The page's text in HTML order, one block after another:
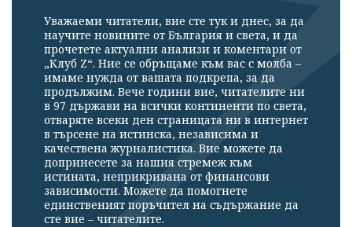
Уважаеми читатели, вие сте тук и днес, за да
научите новините от България и света, и да
прочетете актуални анализи и коментари от
„Клуб Z“. Ние се обръщаме към вас с молба –
имаме нужда от вашата подкрепа, за да
продължим. Вече години вие, читателите ни
в 97 държави на всички континенти по света,
отваряте всеки ден страницата ни в интернет
в търсене на истинска, независима и
качествена журналистика. Вие можете да
допринесете за нашия стремеж към
истината, неприкривана от финансови
зависимости. Можете да помогнете
единственият поръчител на съдържание да
сте вие – читателите.